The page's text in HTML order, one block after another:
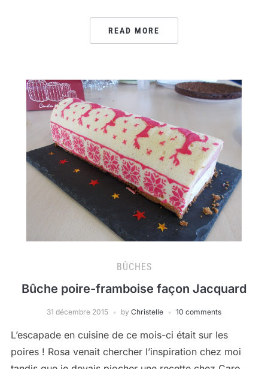
READ MORE
BÛCHES
Bûche poire-framboise façon Jacquard
31 décembre 2015 by Christelle 10 comments
L’escapade en cuisine de ce mois-ci était sur les
poires ! Rosa venait chercher l’inspiration chez moi